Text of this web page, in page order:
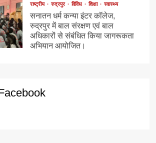
राष्ट्रीय
रुद्रपुर विविध शिक्षा स्वास्थ्य
सनातन धर्म कन्या इंटर कॉलेज,
रुद्रपुर में बाल संरक्षण एवं बाल
अधिकारों से संबंधित किया जागरूकता
अभियान आयोजित।